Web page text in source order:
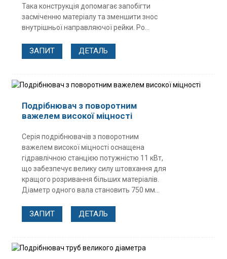
Така конструкція допомагає запобігти
засміченню матеріалу та зменшити знос
внутрішньої направляючої рейки. Ро...
ЗАПИТ ДЕТАЛЬ
Подрібнювач з поворотним
важелем високої міцності
Серія подрібнювачів з поворотним
важелем високої міцності оснащена
гідравлічною станцією потужністю 11 кВт,
що забезпечує велику силу штовхання для
кращого розривання більших матеріалів.
Діаметр одного вала становить 750 мм...
ЗАПИТ ДЕТАЛЬ